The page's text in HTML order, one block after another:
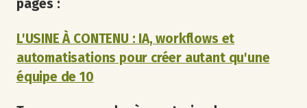
pages :
L'USINE À CONTENU : IA, workflows et
automatisations pour créer autant qu'une
équipe de 10